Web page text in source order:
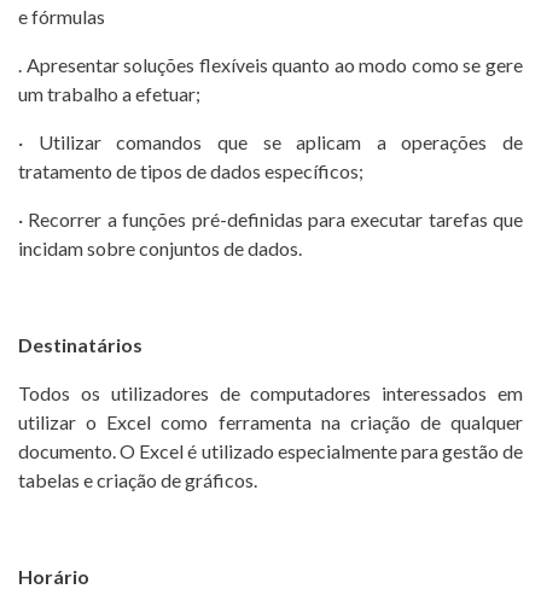
e fórmulas
. Apresentar soluções flexíveis quanto ao modo como se gere
um trabalho a efetuar;
· Utilizar comandos que se aplicam a operações de
tratamento de tipos de dados específicos;
· Recorrer a funções pré-definidas para executar tarefas que
incidam sobre conjuntos de dados.
Destinatários
Todos os utilizadores de computadores interessados em
utilizar o Excel como ferramenta na criação de qualquer
documento. O Excel é utilizado especialmente para gestão de
tabelas e criação de gráficos.
Horário